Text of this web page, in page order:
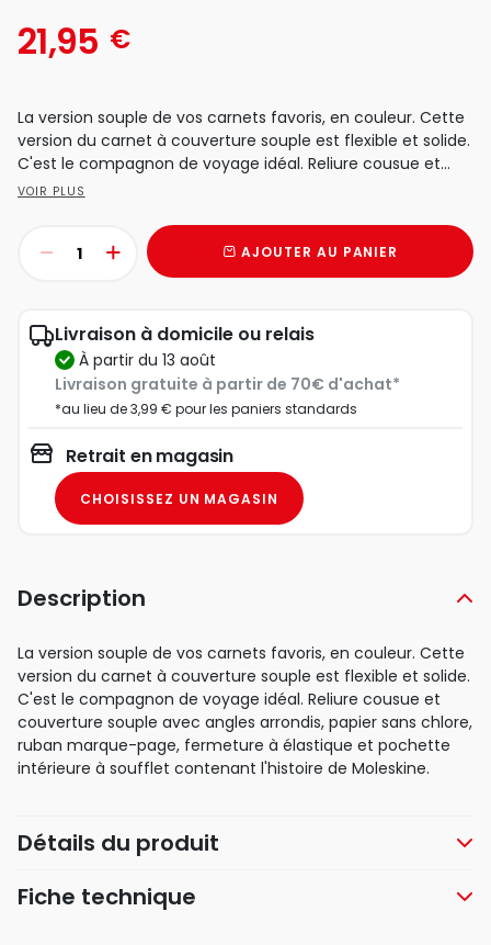
21,95 €
La version souple de vos carnets favoris, en couleur. Cette
version du carnet à couverture souple est flexible et solide.
C'est le compagnon de voyage idéal. Reliure cousue et...
VOIR PLUS
AJOUTER AU PANIER
Livraison à domicile ou relais
à partir du 13 août
Livraison gratuite à partir de 70€ d'achat*
*au lieu de 3,99 € pour les paniers standards
Retrait en magasin
CHOISISSEZ UN MAGASIN
Description
La version souple de vos carnets favoris, en couleur. Cette
version du carnet à couverture souple est flexible et solide.
C'est le compagnon de voyage idéal. Reliure cousue et
couverture souple avec angles arrondis, papier sans chlore,
ruban marque-page, fermeture à élastique et pochette
intérieure à soufflet contenant l'histoire de Moleskine.
Détails du produit
Fiche technique